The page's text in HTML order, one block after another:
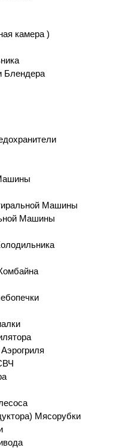
камера )
Блендера
Машины
Машины
Мясорубки